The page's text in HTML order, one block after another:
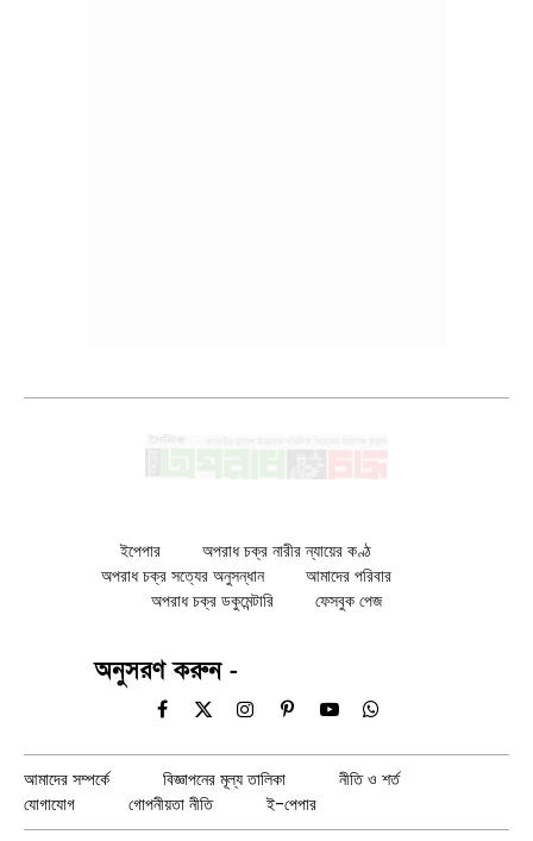
ইপেপার
অপরাধ চক্র নারীর ন্যায়ের কণ্ঠ
অপরাধ চক্র সত্যের অনুসন্ধান
আমাদের পরিবার
অপরাধ চক্র ডকুমেন্টারি
ফেসবুক পেজ
অনুসরণ করুন -
Facebook
X
InstagramPinterestYouTubeWhatsApp
আমাদের সম্পর্কে বিজ্ঞাপনের মূল্য তালিকা
নীতি ও শর্ত
যোগাযোগ
গোপনীয়তা নীতি ই-পেপার